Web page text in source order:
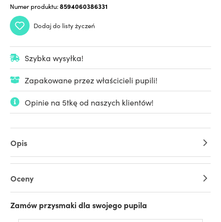
Numer produktu:8594060386331
Dodaj do listy życzeń
Szybka wysyłka!
Zapakowane przez właścicieli pupili!
Opinie na 5tkę od naszych klientów!
Opis
Oceny
Zamów przysmaki dla swojego pupila